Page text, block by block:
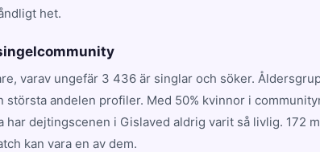
het.
varav ungefär 3 436 är singlar och söker.
största andelen profiler. Med 50% kvinnor i
har dejtingscenen i Gislaved aldrig varit så livlig. 172
kan vara en av dem.